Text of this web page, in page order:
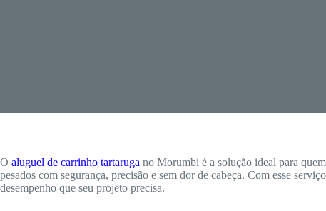
O aluguel de carrinho tartaruga no Morumbi é a solução ideal para
pesados com segurança, precisão e sem dor de cabeça. Com esse
desempenho que seu projeto precisa.